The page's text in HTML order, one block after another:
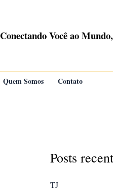
Conectando Você ao
Quem Somos Contato
Posts
TJ